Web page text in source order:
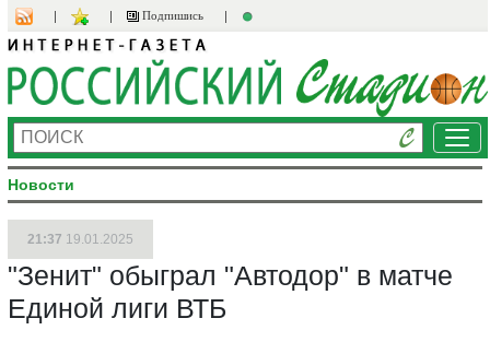
Подпишись
Новости
21:37 19.01.2025
"Зенит" обыграл "Автодор" в матче
Единой лиги ВТБ